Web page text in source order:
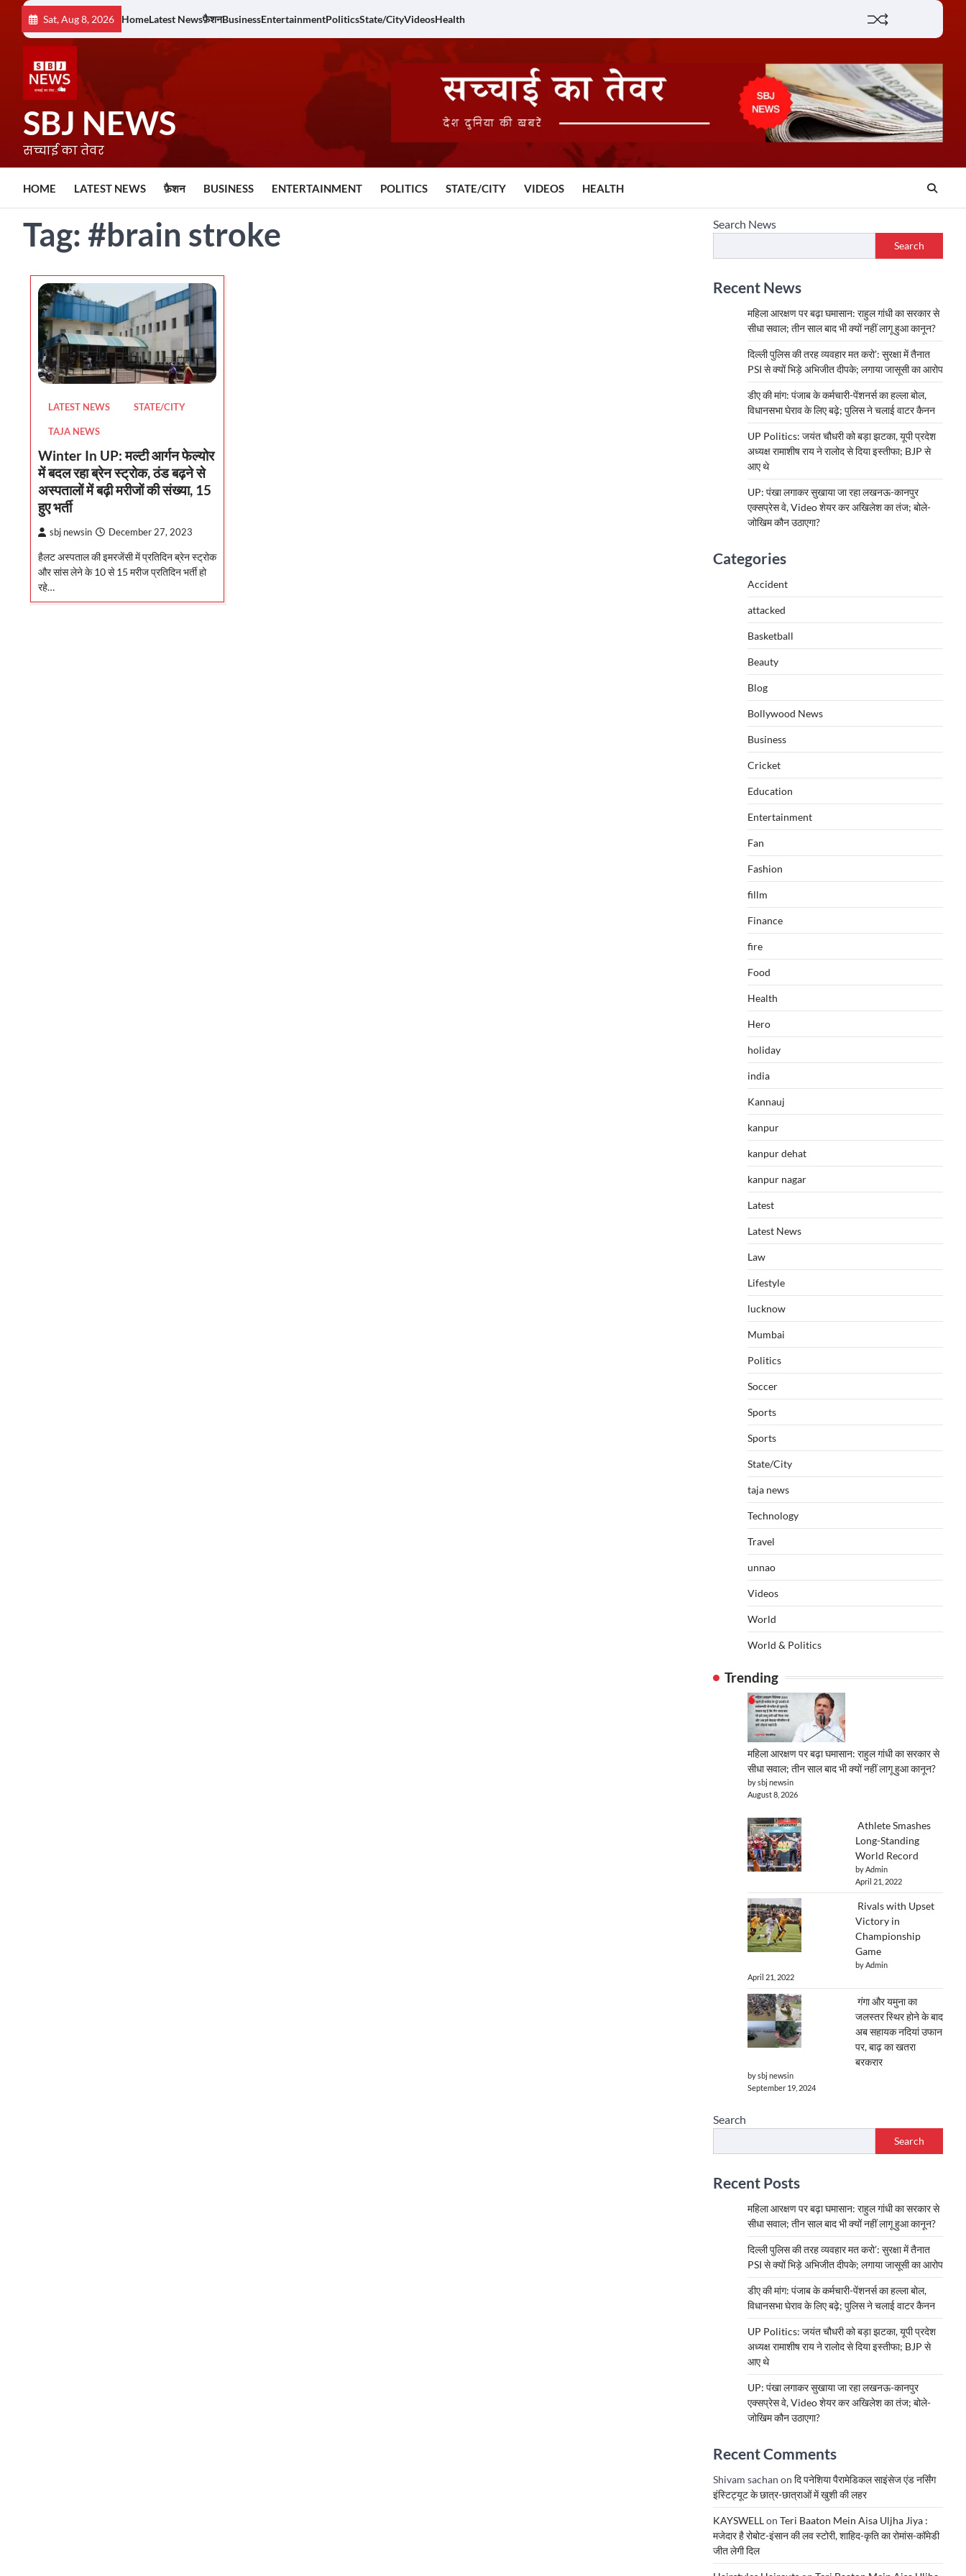
content
Sat, Aug 8, 2026 HomeLatest Newsफ़ैशनBusinessEntertainmentPoliticsState/CityVideosHealth
SBJ NEWS
सच्चाई का तेवर
HOME LATEST NEWS फ़ैशन BUSINESS ENTERTAINMENT POLITICS STATE/CITY VIDEOS HEALTH
Tag: #brain stroke
LATEST NEWS STATE/CITY
TAJA NEWS
Winter In UP: मल्टी आर्गन फेल्योर
में बदल रहा ब्रेन स्ट्रोक, ठंड बढ़ने से
अस्‍पतालों में बढ़ी मरीजों की संख्‍या, 15
हुए भर्ती
sbj newsin December 27, 2023
हैलट अस्पताल की इमरजेंसी में प्रतिदिन ब्रेन स्ट्रोक
और सांस लेने के 10 से 15 मरीज प्रतिदिन भर्ती हो
रहे…
Search News
Search
Recent News
महिला आरक्षण पर बढ़ा घमासान: राहुल गांधी का सरकार से
सीधा सवाल; तीन साल बाद भी क्यों नहीं लागू हुआ कानून?
दिल्ली पुलिस की तरह व्यवहार मत करो’: सुरक्षा में तैनात
PSI से क्यों भिड़े अभिजीत दीपके; लगाया जासूसी का आरोप
डीए की मांग: पंजाब के कर्मचारी-पेंशनर्स का हल्ला बोल,
विधानसभा घेराव के लिए बढ़े; पुलिस ने चलाई वाटर कैनन
UP Politics: जयंत चौधरी को बड़ा झटका, यूपी प्रदेश
अध्यक्ष रामाशीष राय ने रालोद से दिया इस्तीफा; BJP से
आए थे
UP: पंखा लगाकर सुखाया जा रहा लखनऊ-कानपुर
एक्सप्रेस वे, Video शेयर कर अखिलेश का तंज; बोले-
जोखिम कौन उठाएगा?
Categories
Accident
attacked
Basketball
Beauty
Blog
Bollywood News
Business
Cricket
Education
Entertainment
Fan
Fashion
fillm
Finance
fire
Food
Health
Hero
holiday
india
Kannauj
kanpur
kanpur dehat
kanpur nagar
Latest
Latest News
Law
Lifestyle
lucknow
Mumbai
Politics
Soccer
Sports
Sports
State/City
taja news
Technology
Travel
unnao
Videos
World
World & Politics
Trending
महिला आरक्षण पर बढ़ा घमासान: राहुल गांधी का सरकार से
सीधा सवाल; तीन साल बाद भी क्यों नहीं लागू हुआ कानून?
by sbj newsin
August 8, 2026
Athlete Smashes
Long-Standing
World Record
by Admin
April 21, 2022
Rivals with Upset
Victory in
Championship
Game
by Admin
April 21, 2022
गंगा और यमुना का
जलस्तर स्थिर होने के बाद
अब सहायक नदियां उफान
पर, बाढ़ का खतरा
बरकरार
by sbj newsin
September 19, 2024
Search
Search
Recent Posts
महिला आरक्षण पर बढ़ा घमासान: राहुल गांधी का सरकार से
सीधा सवाल; तीन साल बाद भी क्यों नहीं लागू हुआ कानून?
दिल्ली पुलिस की तरह व्यवहार मत करो’: सुरक्षा में तैनात
PSI से क्यों भिड़े अभिजीत दीपके; लगाया जासूसी का आरोप
डीए की मांग: पंजाब के कर्मचारी-पेंशनर्स का हल्ला बोल,
विधानसभा घेराव के लिए बढ़े; पुलिस ने चलाई वाटर कैनन
UP Politics: जयंत चौधरी को बड़ा झटका, यूपी प्रदेश
अध्यक्ष रामाशीष राय ने रालोद से दिया इस्तीफा; BJP से
आए थे
UP: पंखा लगाकर सुखाया जा रहा लखनऊ-कानपुर
एक्सप्रेस वे, Video शेयर कर अखिलेश का तंज; बोले-
जोखिम कौन उठाएगा?
Recent Comments
Shivam sachan on दि पनेशिया पैरामेडिकल साइंसेज एंड नर्सिंग
इंस्टिट्यूट के छात्र-छात्राओं में खुशी की लहर
KAYSWELLon Teri Baaton Mein Aisa Uljha Jiya :
मजेदार है रोबोट-इंसान की लव स्टोरी, शाहिद-कृति का रोमांस-कॉमेडी
जीत लेगी दिल